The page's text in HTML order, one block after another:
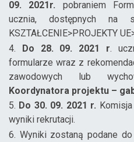
09. 2021r. pobraniem
ucznia, dostępnych na
KSZTAŁCENIE>PROJEKTY
4. Do 28. 09. 2021 r.
formularze wraz z
zawodowych lub
Koordynatora projektu –
5. Do 30. 09. 2021 r.
wyniki rekrutacji.
6. Wyniki zostaną podane